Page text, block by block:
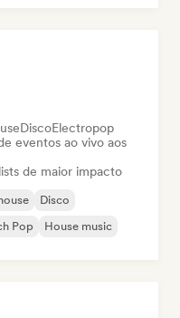
DiscoElectropop
eventos ao vivo aos
de maior impacto
Disco
Pop House music